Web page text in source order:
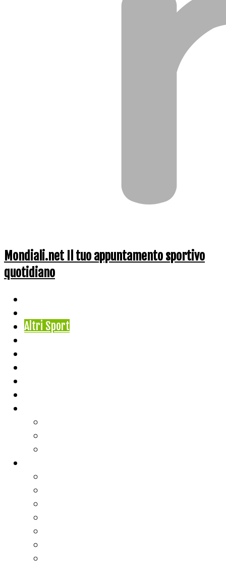
Mondiali.net Il tuo appuntamento sportivo
quotidiano
Altri Sport